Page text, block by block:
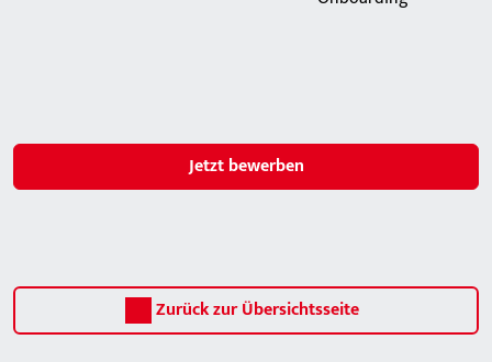
Zurück zur Übersichtsseite
Jetzt bewerben